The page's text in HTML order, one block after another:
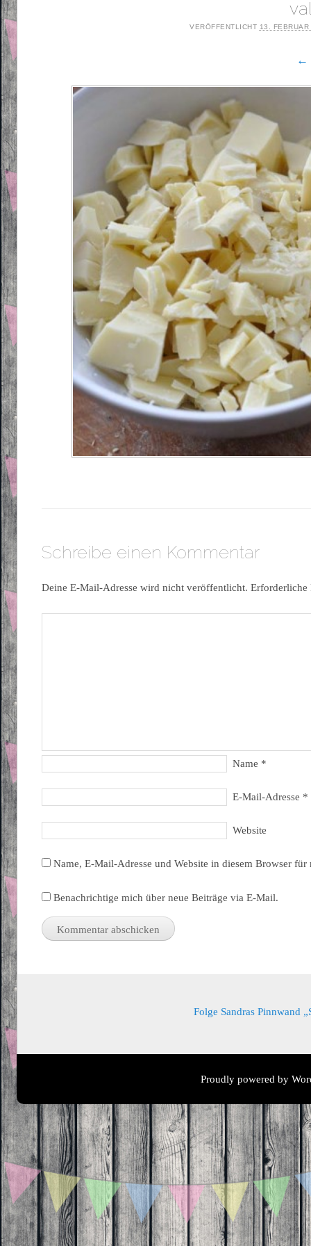
VERÖFFENTLICHT 13.
←
Schreibe einen Kommentar
Deine E-Mail-Adresse wird nicht veröffentlicht.
Name *
E-Mail-Adresse *
Website
Name, E-Mail-Adresse und Website in diesem Browser
Benachrichtige mich über neue Beiträge via E-Mail.
Folge Sandras Pinnwand
Proudly powered by